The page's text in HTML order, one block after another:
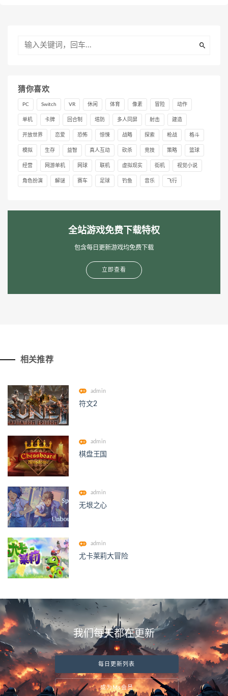
猜你喜欢
PC Switch VR 休闲 体育 像素 冒险 动作
单机 卡牌 回合制 塔防 多人同屏 射击 建造
开放世界 恋爱 恐怖 惊悚 战略 探索 枪战 格斗
模拟 生存 益智 真人互动 砍杀 竞技 策略 篮球
经营 网游单机 网球 联机 虚拟现实 街机 视觉小说
角色扮演 解谜 赛车 足球 钓鱼 音乐 飞行
全站游戏免费下载特权
包含每日更新游戏均免费下载
立即查看
相关推荐
admin
符文2
admin
棋盘王国
admin
无垠之心
admin
尤卡莱莉大冒险
我们每天都在更新
每日更新列表
成为Ms会员